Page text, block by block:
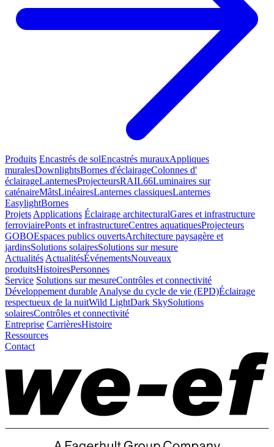
Produits Encastrés de solEncastrés murauxAppliques
muralesDownlightsBornes d'éclairageColonnes d'
éclairageLanternesProjecteursRAIL66Luminaires sur
caténaireMâtsLinéairesLanternes classiquesLanternes
EasylightBornes
ProjetsApplications Éclairage architecturalGares et infrastructure
ferroviairePonts et infrastructureCentres aquatiquesProjecteurs
GOBOEspaces publics ouvertsArchitecture paysagère et
jardinsSolutions solairesSolutions sur mesure
ActualitésActualitésÉvénementsNouveaux
produitsHistoiresPersonnes
Service Solutions sur mesureContrôles et connectivité
Développement durableAnalyse du cycle de vie (EPD)Éclairage
respectueux de la nuitWild LightDark SkySolutions
solairesContrôles et connectivité
Entreprise CarrièresHistoire
Ressources
Contact